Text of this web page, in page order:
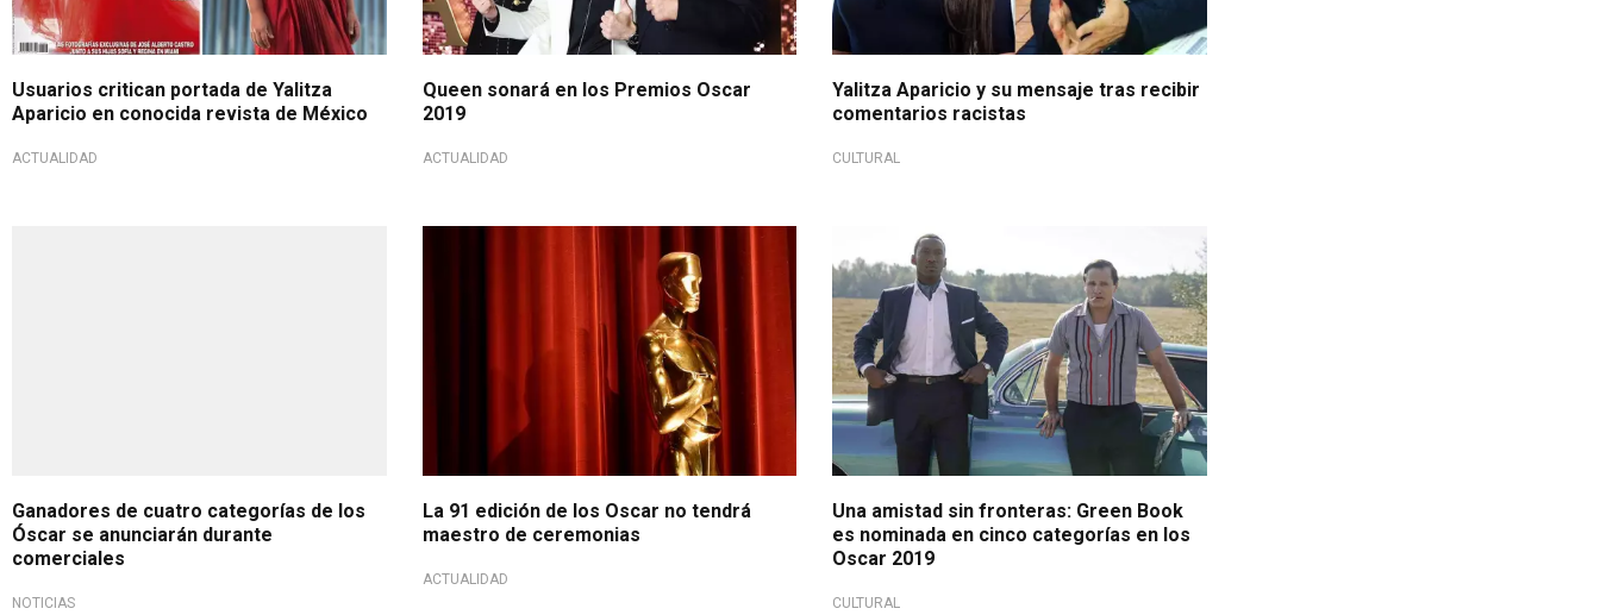
Usuarios critican portada de Yalitza
Aparicio en conocida revista de México
ACTUALIDAD
Queen sonará en los Premios Oscar
2019
ACTUALIDAD
Yalitza Aparicio y su mensaje tras recibir
comentarios racistas
CULTURAL
Ganadores de cuatro categorías de los
Óscar se anunciarán durante
comerciales
NOTICIAS
La 91 edición de los Oscar no tendrá
maestro de ceremonias
ACTUALIDAD
Una amistad sin fronteras: Green Book
es nominada en cinco categorías en los
Oscar 2019
CULTURAL